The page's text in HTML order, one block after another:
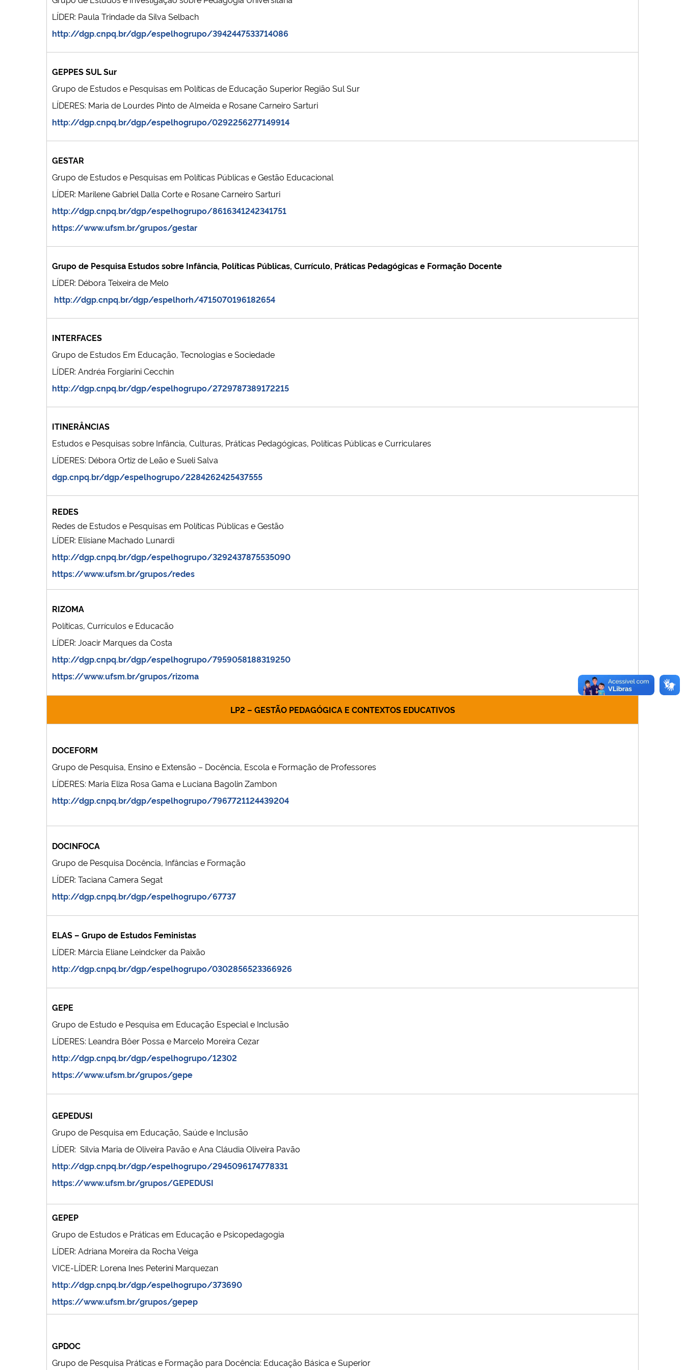
LÍDER: Paula Trindade da Silva Selbach
http://dgp.cnpq.br/dgp/espelhogrupo/3942447533714086
GEPPES SUL Sur
Grupo de Estudos e Pesquisas em Políticas de Educação Superior Região Sul Sur
LÍDERES: Maria de Lourdes Pinto de Almeida e Rosane Carneiro Sarturi
http://dgp.cnpq.br/dgp/espelhogrupo/0292256277149914
GESTAR
Grupo de Estudos e Pesquisas em Políticas Públicas e Gestão Educacional
LÍDER: Marilene Gabriel Dalla Corte e Rosane Carneiro Sarturi
http://dgp.cnpq.br/dgp/espelhogrupo/8616341242341751
https://www.ufsm.br/grupos/gestar
Grupo de Pesquisa Estudos sobre Infância, Políticas Públicas, Currículo, Práticas Pedagógicas e Formação Docente
LÍDER: Débora Teixeira de Melo
http://dgp.cnpq.br/dgp/espelhorh/4715070196182654
INTERFACES
Grupo de Estudos Em Educação, Tecnologias e Sociedade
LÍDER: Andréa Forgiarini Cecchin
http://dgp.cnpq.br/dgp/espelhogrupo/2729787389172215
ITINERÂNCIAS
Estudos e Pesquisas sobre Infância, Culturas, Práticas Pedagógicas, Políticas Públicas e Curriculares
LÍDERES: Débora Ortiz de Leão e Sueli Salva
dgp.cnpq.br/dgp/espelhogrupo/2284262425437555
REDES
Redes de Estudos e Pesquisas em Políticas Públicas e Gestão
LÍDER: Elisiane Machado Lunardi
http://dgp.cnpq.br/dgp/espelhogrupo/3292437875535090
https://www.ufsm.br/grupos/redes
RIZOMA
Políticas, Currículos e Educacão
LÍDER: Joacir Marques da Costa
http://dgp.cnpq.br/dgp/espelhogrupo/7959058188319250
https://www.ufsm.br/grupos/rizoma
LP2 – GESTÃO PEDAGÓGICA E CONTEXTOS EDUCATIVOS
DOCEFORM
Grupo de Pesquisa, Ensino e Extensão – Docência, Escola e Formação de Professores
LÍDERES: Maria Eliza Rosa Gama e Luciana Bagolin Zambon
http://dgp.cnpq.br/dgp/espelhogrupo/7967721124439204
DOCINFOCA
Grupo de Pesquisa Docência, Infâncias e Formação
LÍDER: Taciana Camera Segat
http://dgp.cnpq.br/dgp/espelhogrupo/67737
ELAS – Grupo de Estudos Feministas
LÍDER: Márcia Eliane Leindcker da Paixão
http://dgp.cnpq.br/dgp/espelhogrupo/0302856523366926
GEPE
Grupo de Estudo e Pesquisa em Educação Especial e Inclusão
LÍDERES: Leandra Bôer Possa e Marcelo Moreira Cezar
http://dgp.cnpq.br/dgp/espelhogrupo/12302
https://www.ufsm.br/grupos/gepe
GEPEDUSI
Grupo de Pesquisa em Educação, Saúde e Inclusão
LÍDER: Silvia Maria de Oliveira Pavão eAna Cláudia Oliveira Pavão
http://dgp.cnpq.br/dgp/espelhogrupo/2945096174778331
https://www.ufsm.br/grupos/GEPEDUSI
GEPEP
Grupo de Estudos e Práticas em Educação e Psicopedagogia
LÍDER: Adriana Moreira da Rocha Veiga
VICE-LÍDER: Lorena Ines Peterini Marquezan
http://dgp.cnpq.br/dgp/espelhogrupo/373690
https://www.ufsm.br/grupos/gepep
GPDOC
Grupo de Pesquisa Práticas e Formação para Docência: Educação Básica e Superior